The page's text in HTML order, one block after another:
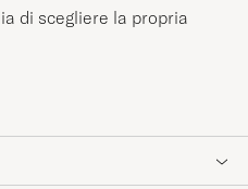
di scegliere la propria